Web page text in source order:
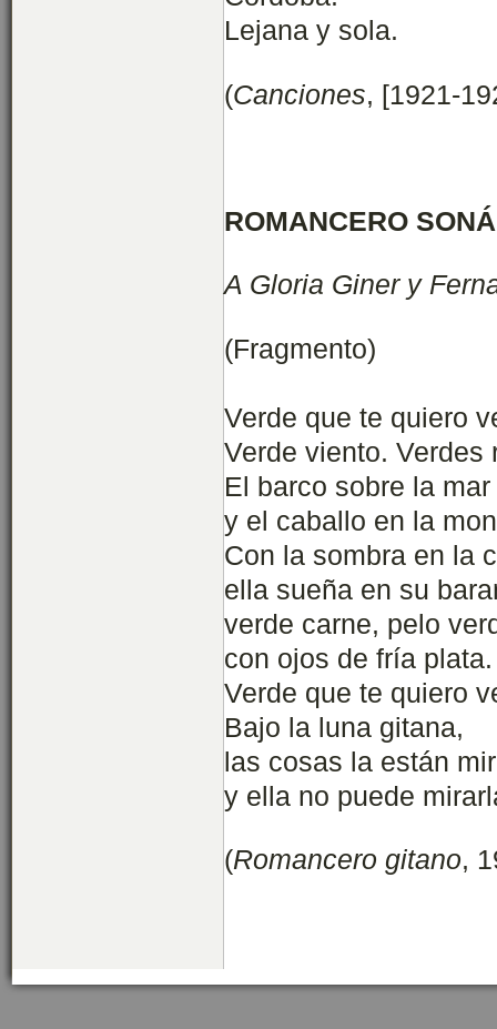
Lejana y sola.
(Canciones, [1921-
ROMANCERO
A Gloria Giner y
(Fragmento)
Verde que te quiero
Verde viento. Verdes
El barco sobre la mar
y el caballo en la
Con la sombra en la
ella sueña en su
verde carne, pelo
con ojos de fría plata.
Verde que te quiero
Bajo la luna gitana,
las cosas la están
y ella no puede
(Romancero gitano,